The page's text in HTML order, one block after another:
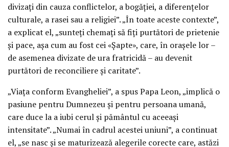
divizați din cauza conflictelor, a bogăției, a diferențelor
culturale, a rasei sau a religiei”. „În toate aceste contexte”,
a explicat el, „sunteți chemați să fiți purtători de prietenie
și pace, așa cum au fost cei «Șapte», care, în orașele lor –
de asemenea divizate de ura fratricidă – au devenit
purtători de reconciliere și caritate”.
„Viața conform Evangheliei”, a spus Papa Leon, „implică o
pasiune pentru Dumnezeu și pentru persoana umană,
care duce la a iubi cerul și pământul cu aceeași
intensitate”. „Numai în cadrul acestei uniuni”, a continuat
el, „se nasc și se maturizează alegerile corecte care, astăzi